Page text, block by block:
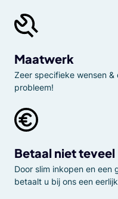
Maatwerk
Zeer specifieke wensen &
probleem!
Betaal niet teveel
Door slim inkopen en
betaalt u bij ons een